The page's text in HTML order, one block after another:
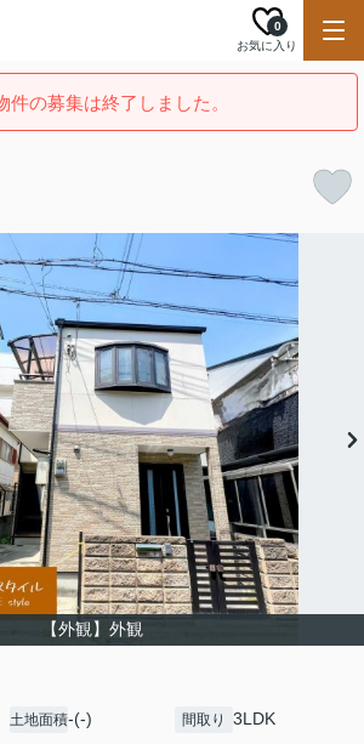
お気に入り
0
件の募集は終了しました。
【外観】外観
土地面積-(-) 間取り 3LDK